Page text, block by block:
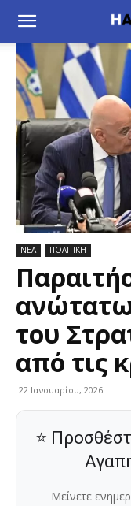
ΝΕΑ ΠΟΛΙΤΙΚΗ
του
από τις
22 Ιανουαρίου, 2026
⭐
Μείνετε